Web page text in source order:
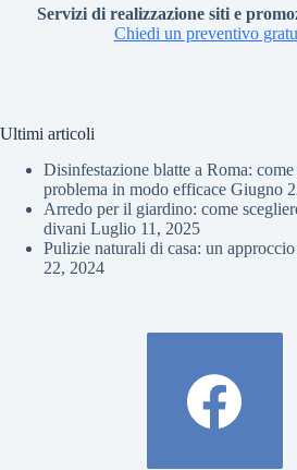
Servizi di realizzazione siti e
Chiedi un preventivo
Ultimi articoli
Disinfestazione blatte a Roma:
problema in modo efficace Giugno
Arredo per il giardino: come
divani Luglio 11, 2025
Pulizie naturali di casa: un
22, 2024